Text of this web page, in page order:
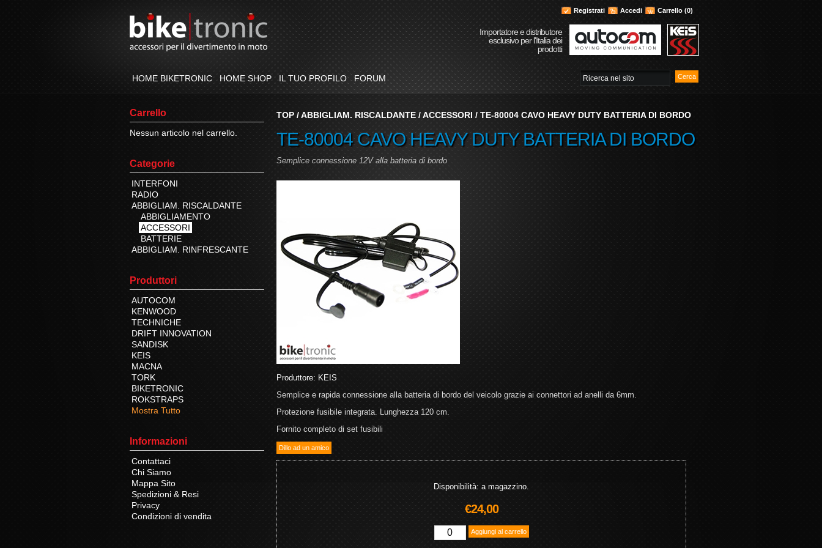
Importatore e distributore
esclusivo per l'Italia dei
prodotti
Registrati Accedi Carrello (0)
HOME BIKETRONIC HOME SHOP IL TUO PROFILO FORUM
Carrello
Nessun articolo nel carrello.
Categorie
INTERFONI
RADIO
ABBIGLIAM. RISCALDANTE
ABBIGLIAMENTO
ACCESSORI
BATTERIE
ABBIGLIAM. RINFRESCANTE
Produttori
AUTOCOM
KENWOOD
TECHNICHE
DRIFT INNOVATION
SANDISK
KEIS
MACNA
TORK
BIKETRONIC
ROKSTRAPS
Mostra Tutto
Informazioni
Contattaci
Chi Siamo
Mappa Sito
Spedizioni & Resi
Privacy
Condizioni di vendita
TOP /ABBIGLIAM. RISCALDANTE /ACCESSORI / TE-80004 CAVO HEAVY DUTY BATTERIA DI BORDO
TE-80004 CAVO HEAVY DUTY BATTERIA DI BORDO
Semplice connessione 12V alla batteria di bordo
Produttore: KEIS
Semplice e rapida connessione alla batteria di bordo del veicolo grazie ai connettori ad anelli da 6mm.
Protezione fusibile integrata. Lunghezza 120 cm.
Fornito completo di set fusibili
Disponibilità: a magazzino.
€24,00